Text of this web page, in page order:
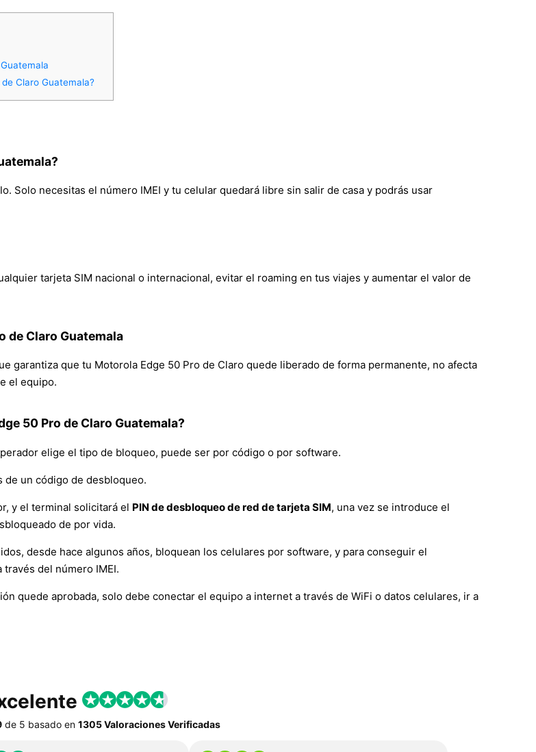
Claro Guatemala?
Solo necesitas el número IMEI y tu celular quedará libre sin salir de casa y podrás usar
tarjeta SIM nacional o internacional, evitar el roaming en tus viajes y aumentar el valor de
de Claro Guatemala
garantiza que tu Motorola Edge 50 Pro de Claro quede liberado de forma permanente, no afecta
el equipo.
50 Pro de Claro Guatemala?
elige el tipo de bloqueo, puede ser por código o por software.
de un código de desbloqueo.
y el terminal solicitará el PIN de desbloqueo de red de tarjeta SIM, una vez se introduce el
de por vida.
desde hace algunos años, bloquean los celulares por software, y para conseguir el
del número IMEI.
quede aprobada, solo debe conectar el equipo a internet a través de WiFi o datos celulares, ir a
de 5 basado en 1305 Valoraciones Verificadas